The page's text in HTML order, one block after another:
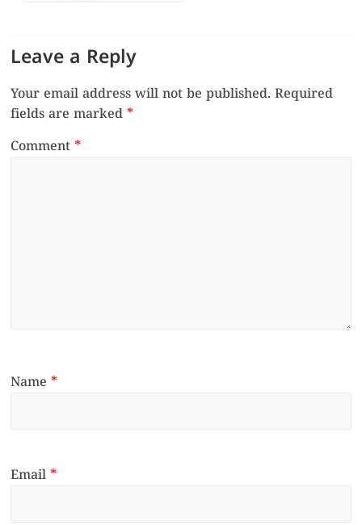
Leave a Reply
Your email address will not be published. Required
fields are marked*
Comment*
Name*
Email*